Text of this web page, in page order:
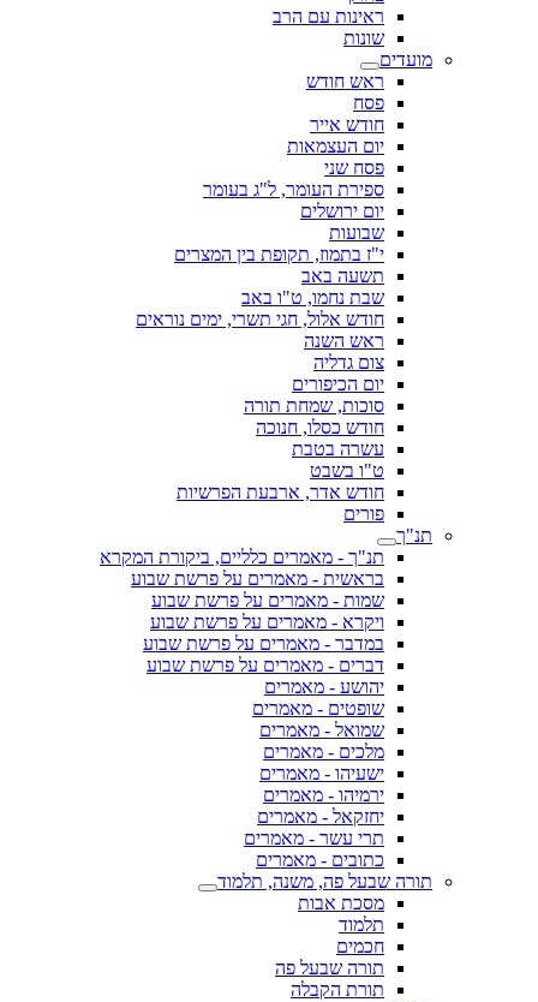
ראינות עם הרב
שונות
מועדים
ראש חודש
פסח
חודש אייר
יום העצמאות
פסח שני
ספירת העומר, ל"ג בעומר
יום ירושלים
שבועות
י"ז בתמוז, תקופת בין המצרים
תשעה באב
שבת נחמו, ט"ו באב
חודש אלול, חגי תשרי, ימים נוראים
ראש השנה
צום גדליה
יום הכיפורים
סוכות, שמחת תורה
חודש כסלו, חנוכה
עשרה בטבת
ט"ו בשבט
חודש אדר, ארבעת הפרשיות
פורים
תנ"ך
תנ"ך - מאמרים כלליים, ביקורת המקרא
בראשית - מאמרים על פרשת שבוע
שמות - מאמרים על פרשת שבוע
ויקרא - מאמרים על פרשת שבוע
במדבר - מאמרים על פרשת שבוע
דברים - מאמרים על פרשת שבוע
יהושע - מאמרים
שופטים - מאמרים
שמואל - מאמרים
מלכים - מאמרים
ישעיהו - מאמרים
ירמיהו - מאמרים
יחזקאל - מאמרים
תרי עשר - מאמרים
כתובים - מאמרים
תורה שבעל פה, משנה, תלמוד
מסכת אבות
תלמוד
חכמים
תורה שבעל פה
תורת הקבלה